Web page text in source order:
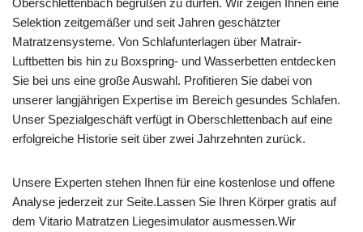
Selektion zeitgemäßer und seit Jahren geschätzter
Matratzensysteme. Von Schlafunterlagen über Matrair-
Luftbetten bis hin zu Boxspring- und Wasserbetten entdecken
Sie bei uns eine große Auswahl. Profitieren Sie dabei von
unserer langjährigen Expertise im Bereich gesundes Schlafen.
Unser Spezialgeschäft verfügt in Oberschlettenbach auf eine
erfolgreiche Historie seit über zwei Jahrzehnten zurück.
Unsere Experten stehen Ihnen für eine kostenlose und offene
Analyse jederzeit zur Seite.Lassen Sie Ihren Körper gratis auf
dem Vitario Matratzen Liegesimulator ausmessen.Wir